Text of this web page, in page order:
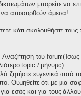
μπορείτε να
αποσυρθούν άμεσα!
κάτι ακολουθήστε
Αναζήτηση του
topic / μήνυμα).
ζητήστε ευγενικά αυτό
Θυμηθείτε ότι με μια
εσάς και για τους